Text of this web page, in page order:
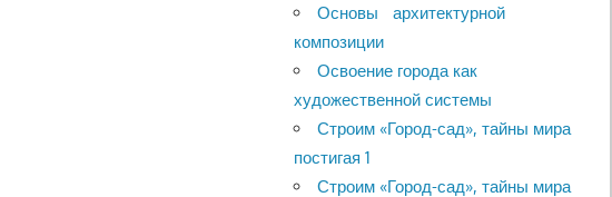
Основы архитектурной
композиции
Освоение города как
художественной системы
Строим «Город-сад», тайны мира
постигая 1
Строим «Город-сад», тайны мира